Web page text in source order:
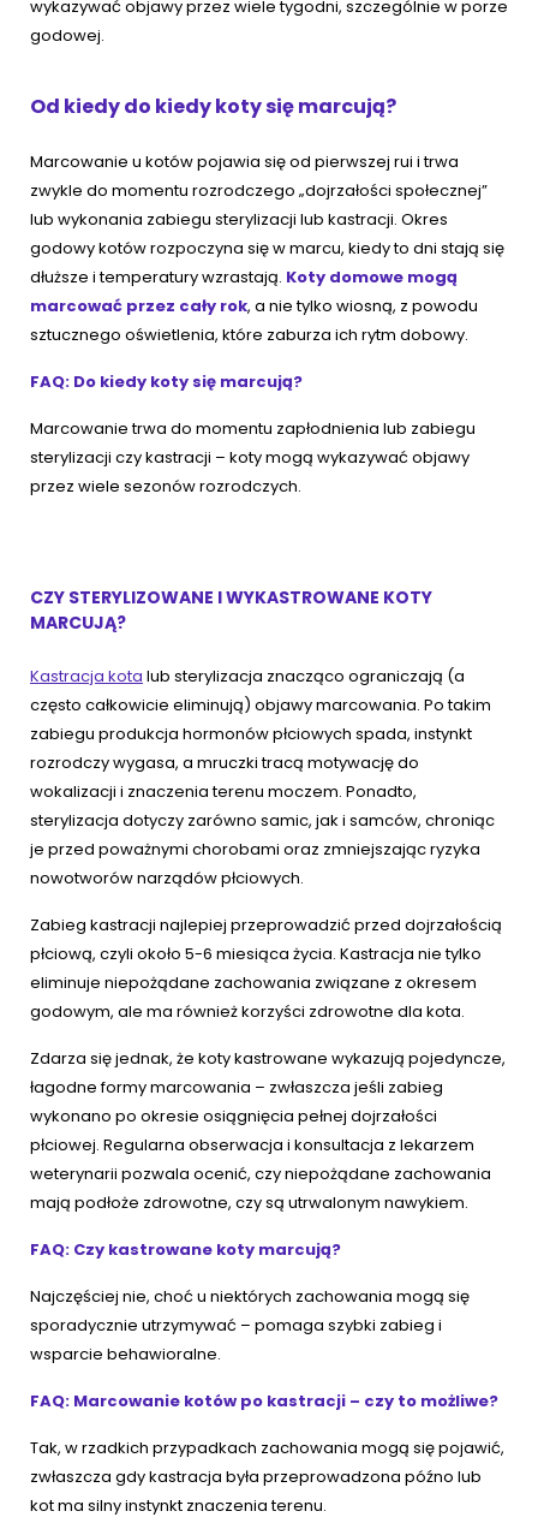
wykazywać objawy przez wiele tygodni, szczególnie w porze
godowej.
Od kiedy do kiedy koty się marcują?
Marcowanie u kotów pojawia się od pierwszej rui i trwa
zwykle do momentu rozrodczego „dojrzałości społecznej”
lub wykonania zabiegu sterylizacji lub kastracji. Okres
godowy kotów rozpoczyna się w marcu, kiedy to dni stają się
dłuższe i temperatury wzrastają. Koty domowe mogą
marcować przez cały rok, a nie tylko wiosną, z powodu
sztucznego oświetlenia, które zaburza ich rytm dobowy.
FAQ: Do kiedy koty się marcują?
Marcowanie trwa do momentu zapłodnienia lub zabiegu
sterylizacji czy kastracji – koty mogą wykazywać objawy
przez wiele sezonów rozrodczych.
CZY STERYLIZOWANE I WYKASTROWANE KOTY
MARCUJĄ?
Kastracja kota lub sterylizacja znacząco ograniczają (a
często całkowicie eliminują) objawy marcowania. Po takim
zabiegu produkcja hormonów płciowych spada, instynkt
rozrodczy wygasa, a mruczki tracą motywację do
wokalizacji i znaczenia terenu moczem. Ponadto,
sterylizacja dotyczy zarówno samic, jak i samców, chroniąc
je przed poważnymi chorobami oraz zmniejszając ryzyka
nowotworów narządów płciowych.
Zabieg kastracji najlepiej przeprowadzić przed dojrzałością
płciową, czyli około 5-6 miesiąca życia. Kastracja nie tylko
eliminuje niepożądane zachowania związane z okresem
godowym, ale ma również korzyści zdrowotne dla kota.
Zdarza się jednak, że koty kastrowane wykazują pojedyncze,
łagodne formy marcowania – zwłaszcza jeśli zabieg
wykonano po okresie osiągnięcia pełnej dojrzałości
płciowej. Regularna obserwacja i konsultacja z lekarzem
weterynarii pozwala ocenić, czy niepożądane zachowania
mają podłoże zdrowotne, czy są utrwalonym nawykiem.
FAQ: Czy kastrowane koty marcują?
Najczęściej nie, choć u niektórych zachowania mogą się
sporadycznie utrzymywać – pomaga szybki zabieg i
wsparcie behawioralne.
FAQ: Marcowanie kotów po kastracji – czy to możliwe?
Tak, w rzadkich przypadkach zachowania mogą się pojawić,
zwłaszcza gdy kastracja była przeprowadzona późno lub
kot ma silny instynkt znaczenia terenu.